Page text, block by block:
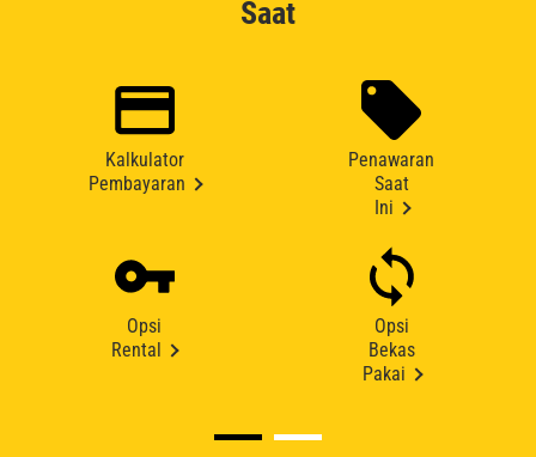
Saat
Kalkulator
Pembayaran
Penawaran
Saat
Ini
Opsi
Rental
Opsi
Bekas
Pakai